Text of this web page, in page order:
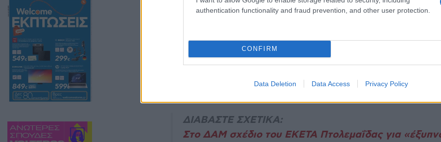
authentication functionality and fraud prevention, and other user protection.
CONFIRM
Data Deletion Data Access Privacy Policy
ΔΙΑΒΑΣΤΕ ΣΧΕΤΙΚΑ:
Στο ΔΑΜ σχέδιο του ΕΚΕΤΑ Πτολεμαΐδας για